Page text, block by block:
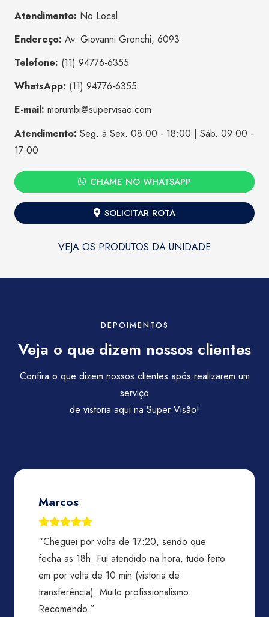
Atendimento: No Local
Endereço: Av. Giovanni Gronchi, 6093
Telefone: (11) 94776-6355
WhatsApp: (11) 94776-6355
E-mail: morumbi@supervisao.com
Atendimento: Seg. à Sex. 08:00 - 18:00 | Sáb. 09:00 -
17:00
CHAME NO WHATSAPP
SOLICITAR ROTA
VEJA OS PRODUTOS DA UNIDADE
DEPOIMENTOS
Veja o que dizem nossos clientes
Confira o que dizem nossos clientes após realizarem um
serviço
de vistoria aqui na Super Visão!
Jose Renato A. Martins
“Excelentes profissionais! Graças ao processo
criterioso e alta qualidade, evitaram que eu
comprasse um carro sem segurança nenhuma
com uma batida camuflada. Me salvaram de um
grande prejuízo. Obrigado.”